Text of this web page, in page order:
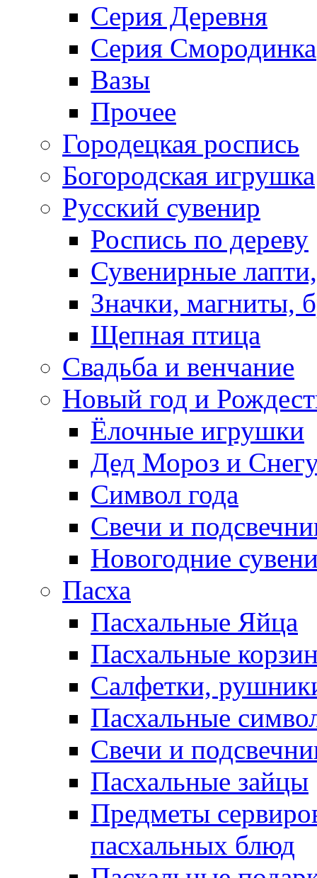
Серия Деревня
Серия Смородинка
Вазы
Прочее
Городецкая роспись
Богородская игрушка
Русский сувенир
Роспись по дереву
Сувенирные
Значки, магниты,
Щепная птица
Свадьба и венчание
Новый год и
Ёлочные игрушки
Дед Мороз и
Символ года
Свечи и
Новогодние
Пасха
Пасхальные Яйца
Пасхальные
Салфетки,
Пасхальные
Свечи и
Пасхальные зайцы
Предметы
пасхальных блюд